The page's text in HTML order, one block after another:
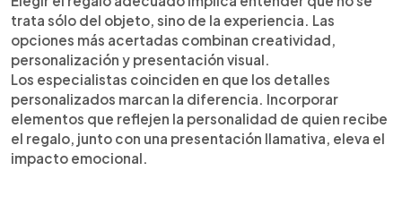
trata sólo del objeto, sino de la experiencia. Las
opciones más acertadas combinan creatividad,
personalización y presentación visual.
Los especialistas coinciden en que los detalles
personalizados marcan la diferencia. Incorporar
elementos que reflejen la personalidad de quien recibe
el regalo, junto con una presentación llamativa, eleva el
impacto emocional.